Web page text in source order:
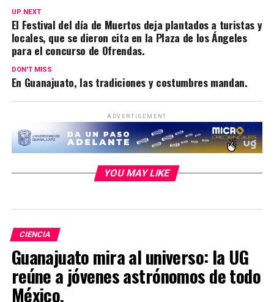
UP NEXT
El Festival del día de Muertos deja plantados a turistas y
locales, que se dieron cita en la Plaza de los Ángeles
para el concurso de Ofrendas.
DON'T MISS
En Guanajuato, las tradiciones y costumbres mandan.
ADVERTISEMENT
YOU MAY LIKE
CIENCIA
Guanajuato mira al universo: la UG
reúne a jóvenes astrónomos de todo
México.